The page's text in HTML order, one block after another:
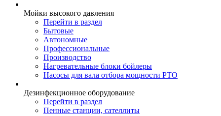
Мойки высокого давления
Перейти в раздел
Бытовые
Автономные
Профессиональные
Производство
Нагревательные блоки бойлеры
Насосы для вала отбора мощности PTO
Дезинфекционное оборудование
Перейти в раздел
Пенные станции, сателлиты